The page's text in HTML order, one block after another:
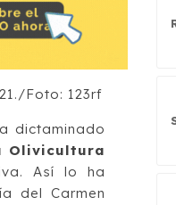
Foto: 123rf
dictaminado
Olivicultura
Así lo ha
del Carmen